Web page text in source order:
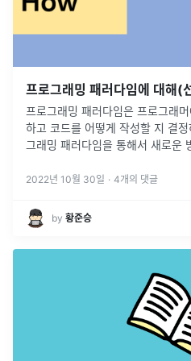
프로그래밍 패러다임에 대해(
프로그래밍 패러다임은 프로그래
하고 코드를 어떻게 작성할 지 결
그래밍 패러다임을 통해서 새로운
명령형 프로그...
2022년 10월 30일 · 4개의 댓글
by 황준승